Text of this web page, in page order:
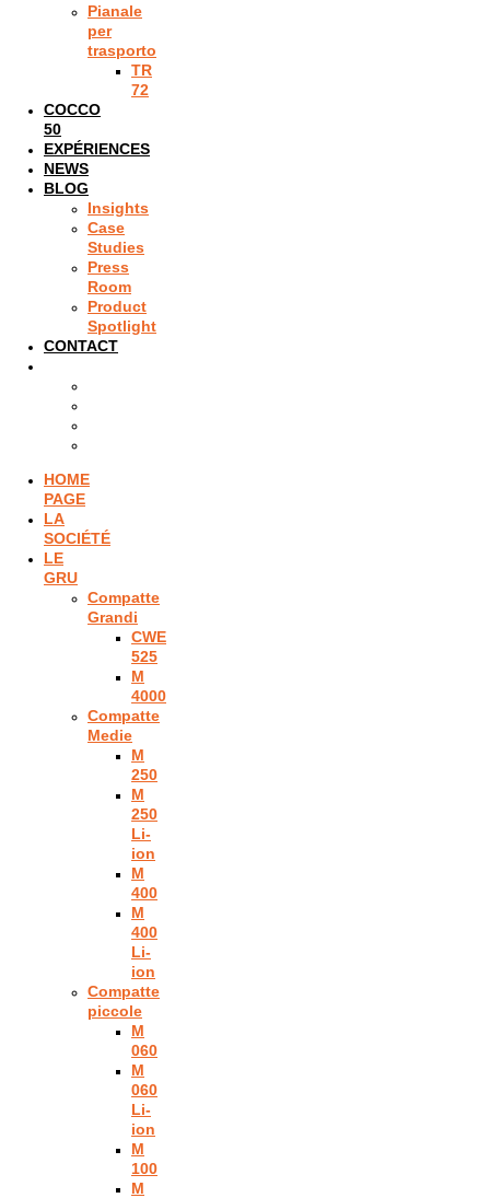
Pianale
per
trasporto
TR
72
COCCO
50
EXPÉRIENCES
NEWS
BLOG
Insights
Case
Studies
Press
Room
Product
Spotlight
CONTACT
HOME
PAGE
LA
SOCIÉTÉ
LE
GRU
Compatte
Grandi
CWE
525
M
4000
Compatte
Medie
M
250
M
250
Li-
ion
M
400
M
400
Li-
ion
Compatte
piccole
M
060
M
060
Li-
ion
M
100
M